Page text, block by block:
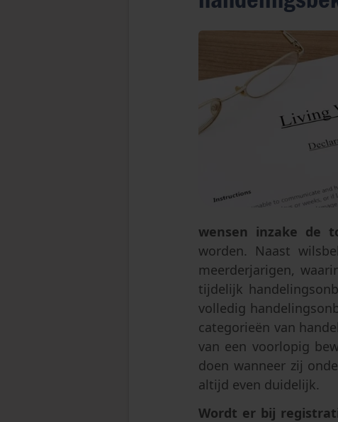
wensen inzake de
worden. Naast
meerderjarigen,
tijdelijk
volledig
categorieën van
van een voorlopig
doen wanneer zij
altijd even duidelijk.
Wordt er bij